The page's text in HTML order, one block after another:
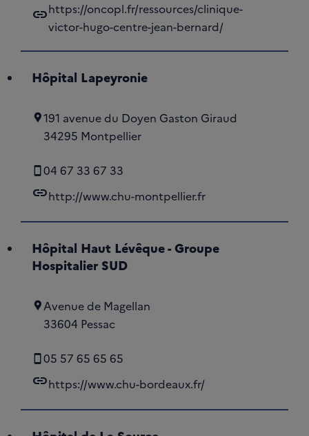
linkhttps://oncopl.fr/ressources/clinique-
victor-hugo-centre-jean-bernard/
Hôpital Lapeyronie
191 avenue du Doyen Gaston Giraud
34295 Montpellier
04 67 33 67 33
linkhttp://www.chu-montpellier.fr
Hôpital Haut Lévêque - Groupe
Hospitalier SUD
Avenue de Magellan
33604 Pessac
05 57 65 65 65
linkhttps://www.chu-bordeaux.fr/